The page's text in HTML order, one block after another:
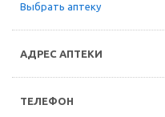
Выбрать аптеку